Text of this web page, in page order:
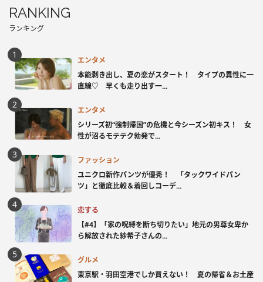
RANKING
ランキング
エンタメ
本能剥き出し、夏の恋がスタート！ タイプの異性に一
直線♡ 早くも走り出す一...
エンタメ
シリーズ初“強制帰国”の危機と今シーズン初キス！ 女
性が沼るモテテク勃発で...
ファッション
ユニクロ新作パンツが優秀！ 「タックワイドパン
ツ」と徹底比較＆着回しコーデ...
恋する
【#4】「家の呪縛を断ち切りたい」地元の男尊女卑か
ら解放された紗希子さんの...
グルメ
東京駅・羽田空港でしか買えない！ 夏の帰省＆お土産